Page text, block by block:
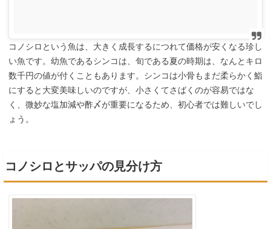
コノシロという魚は、大きく成長するにつれて価格が安くなる珍し
い魚です。幼魚であるシンコは、旬である夏の時期は、なんとキロ
数千円の値が付くこともあります。シンコは小骨もまだ柔らかく鮨
にすると大変美味しいのですが、小さくてさばくのが容易ではな
く、微妙な塩加減や酢〆が重要になるため、初心者では難しいでし
ょう。
コノシロとサッパの見分け方